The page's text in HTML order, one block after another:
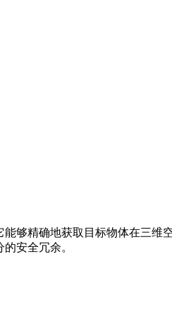
够精确地获取目标物体在三维
安全冗余。